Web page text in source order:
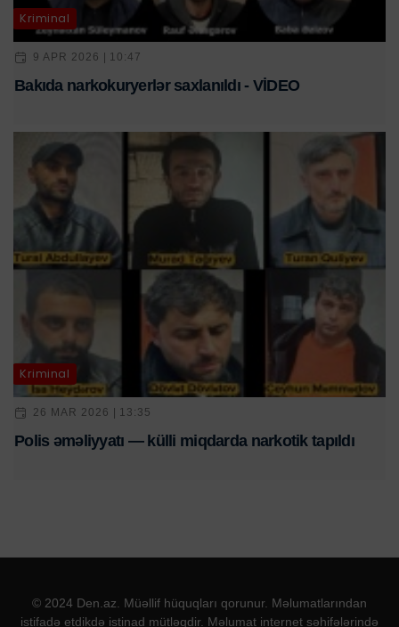
Kriminal
9 APR 2026 | 10:47
Bakıda narkokuryerlər saxlanıldı - VİDEO
Kriminal
26 MAR 2026 | 13:35
Polis əməliyyatı — külli miqdarda narkotik tapıldı
© 2024 Den.az. Müəllif hüquqları qorunur. Məlumatlarından
istifadə etdikdə istinad mütləqdir. Məlumat internet səhifələrində